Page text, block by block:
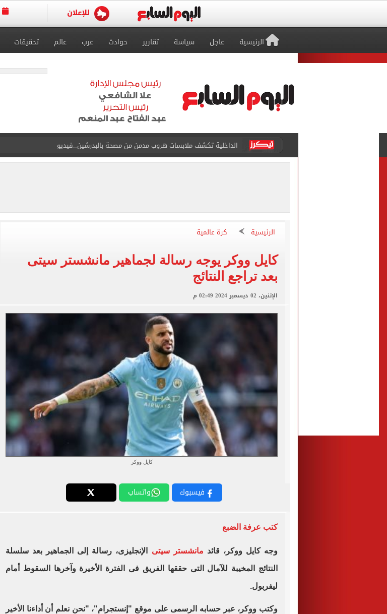
الرئيسية عاجل سياسة تقارير حوادث عرب عالم تحقيقات
الداخلية تكشف ملابسات هروب مدمن من مصحة بالبدرشين..فيديو
منافسة قوية بين أصوات 5 محافظات في سباق «دولة التلاوة» بالإسماعيلية
والد زياد بطل شاطئ البيطاش: أنقذ 6 أرواح ورحل قبل تحقيق حلمه بالاحتراف
اليوم السابع: 8 ملايين عامل دليفري يسابقون الزمن في شوارع المحروسة
خلاف مالي.. قاتل التجمع يتخلص من أسرة كاملة بتخطيط شيطاني
%68 من القراء يؤيدون تكثيف الحملات لضبط سارقى التيار الكهربائى
النيابة تعاين مسرح جريمة التجمع وتفحص الأدلة في مقتل أسرة كاملة
الرئيسية كرة عالمية
كايل ووكر يوجه رسالة لجماهير مانشستر سيتى
بعد تراجع النتائج
الإثنين، 02 ديسمبر 2024 02:49 م
كايل ووكر
فيسبوك واتساب
كتب عرفة الضبع
وجه كايل ووكر، قائد مانشستر سيتى الإنجليزى، رسالة إلى الجماهير بعد سلسلة
النتائج المخيبة للآمال التى حققها الفريق فى الفترة الأخيرة وآخرها السقوط أمام
ليفربول.
وكتب ووكر، عبر حسابه الرسمى على موقع "إنستجرام"، "نحن نعلم أن أداءنا الأخير